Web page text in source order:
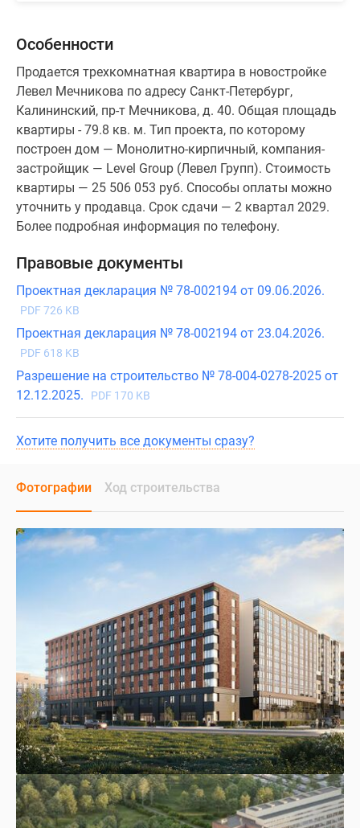
Особенности
Продается трехкомнатная квартира в новостройке
Левел Мечникова по адресу Санкт-Петербург,
Калининский, пр-т Мечникова, д. 40. Общая площадь
квартиры - 79.8 кв. м. Тип проекта, по которому
построен дом — Монолитно-кирпичный, компания-
застройщик — Level Group (Левел Групп). Стоимость
квартиры — 25 506 053 руб. Способы оплаты можно
уточнить у продавца. Срок сдачи — 2 квартал 2029.
Более подробная информация по телефону.
Правовые документы
Проектная декларация № 78-002194 от 09.06.2026.
PDF 726 KB
Проектная декларация № 78-002194 от 23.04.2026.
PDF 618 KB
Разрешение на строительство № 78-004-0278-2025 от
12.12.2025.
PDF 170 KB
Хотите получить все документы сразу?
Фотографии Ход строительства